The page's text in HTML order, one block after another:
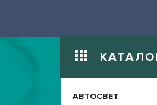
АВТОСВЕТ